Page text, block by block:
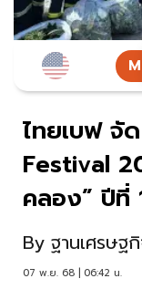
ไทยเบฟ จั
Festival
คลอง” ปีที่
By ฐานเศรษฐ
07 พ.ย. 68 | 06:42 น.